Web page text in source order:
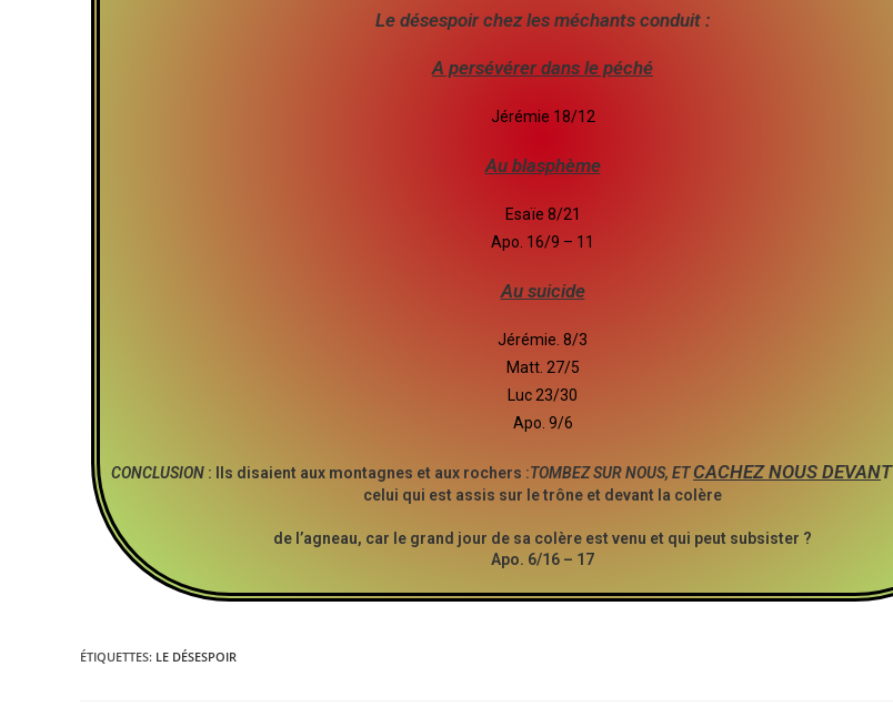
Le désespoir chez les méchants conduit :
A persévérer dans le péché
Jérémie 18/12
Au blasphème
Esaïe 8/21
Apo. 16/9 – 11
Au suicide
Jérémie. 8/3
Matt. 27/5
Luc 23/30
Apo. 9/6
CONCLUSION : Ils disaient aux montagnes et aux rochers :TOMBEZ SUR NOUS, ETCACHEZ NOUS DEVANT
celui qui est assis sur le trône et devant la colère
de l’agneau, car le grand jour de sa colère est venu et qui peut subsister ?
Apo. 6/16 – 17
ÉTIQUETTES: LE DÉSESPOIR